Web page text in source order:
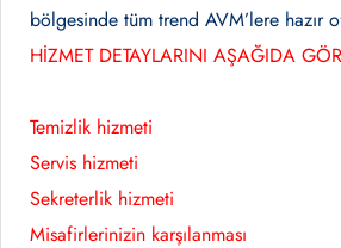
bölgesinde tüm trend AVM’lere hazır
HİZMET DETAYLARINI AŞAĞIDA
Temizlik hizmeti
Servis hizmeti
Sekreterlik hizmeti
Misafirlerinizin karşılanması